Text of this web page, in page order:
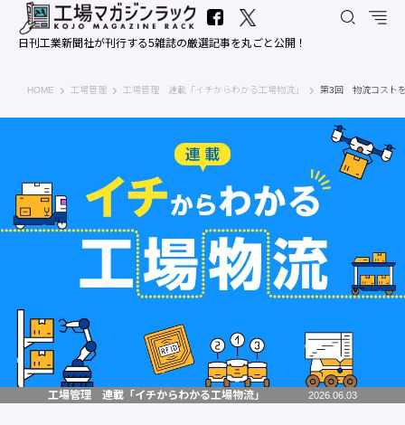
日刊工業新聞社が刊行する5雑誌の厳選記事を丸ごと公開！
HOME 工場マガジンラック｜日刊工業新聞社
工場管理 工場管理 連載「イチからわかる工場物流」 第3回 物流コスト
工場管理 連載「イチからわかる工場物流」 2026.06.03